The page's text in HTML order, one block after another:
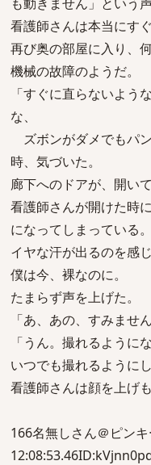
看護師さんは本当にす
再び奥の部屋に入り、
機械の故障のようだ。
「すぐに直らないよう
な、
ズボンがダメでもパ
時、気づいた。
廊下へのドアが、開いて
看護師さんが開けた時
になってしまっている。
イヤな汗が出るのを感じ
僕は今、裸なのに。
たまらず声を上げた。
「あ、あの、すみませ
「うん。撮れるように
いつでも撮れるように
看護師さんは顔を上げ
166名無しさん＠ピン